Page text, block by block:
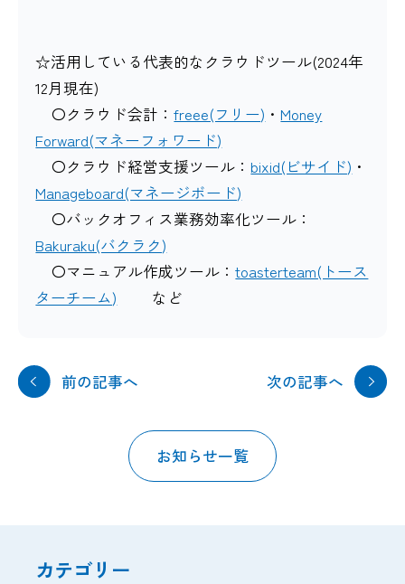
☆活用している代表的なクラウドツール(2024年
12月現在)
〇クラウド会計：freee(フリー) ・Money
Forward(マネーフォワード)
〇クラウド経営支援ツール：bixid(ビサイド) ・
Manageboard(マネージボード)
〇バックオフィス業務効率化ツール：
Bakuraku(バクラク)
〇マニュアル作成ツール：toasterteam(トース
ターチーム) など
前の記事へ
お知らせ一覧
次の記事へ
カテゴリー